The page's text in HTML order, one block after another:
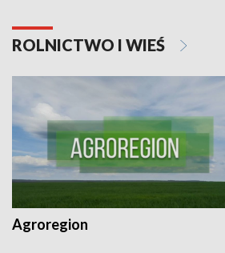
ROLNICTWO I WIEŚ
Agroregion